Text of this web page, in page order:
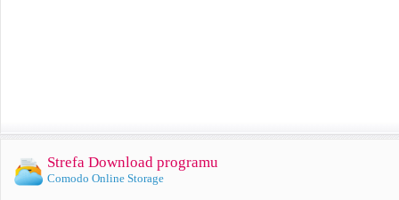
Strefa Download programu
Comodo Online Storage